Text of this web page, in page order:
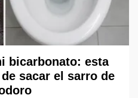
bicarbonato: esta
sacar el sarro de